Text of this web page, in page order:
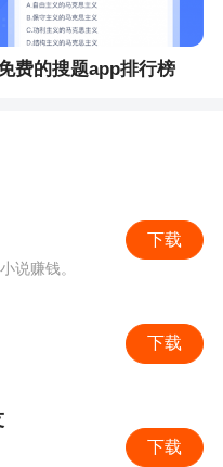
费的搜题app排行榜
下载
说赚钱。
下载
下载